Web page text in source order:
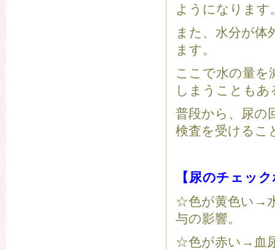
ようになります
また、水分が体
ます。
ここで水の量を
しまうことも
普段から、尿の
検査を受けるこ
【尿のチェッ
☆色が黄色い→
与の影響。
☆色が赤い→血